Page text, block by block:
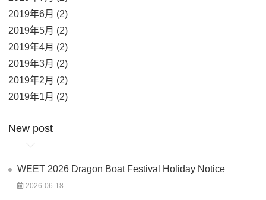
2019年6月 (2)
2019年5月 (2)
2019年4月 (2)
2019年3月 (2)
2019年2月 (2)
2019年1月 (2)
New post
WEET 2026 Dragon Boat Festival Holiday Notice
2026-06-18